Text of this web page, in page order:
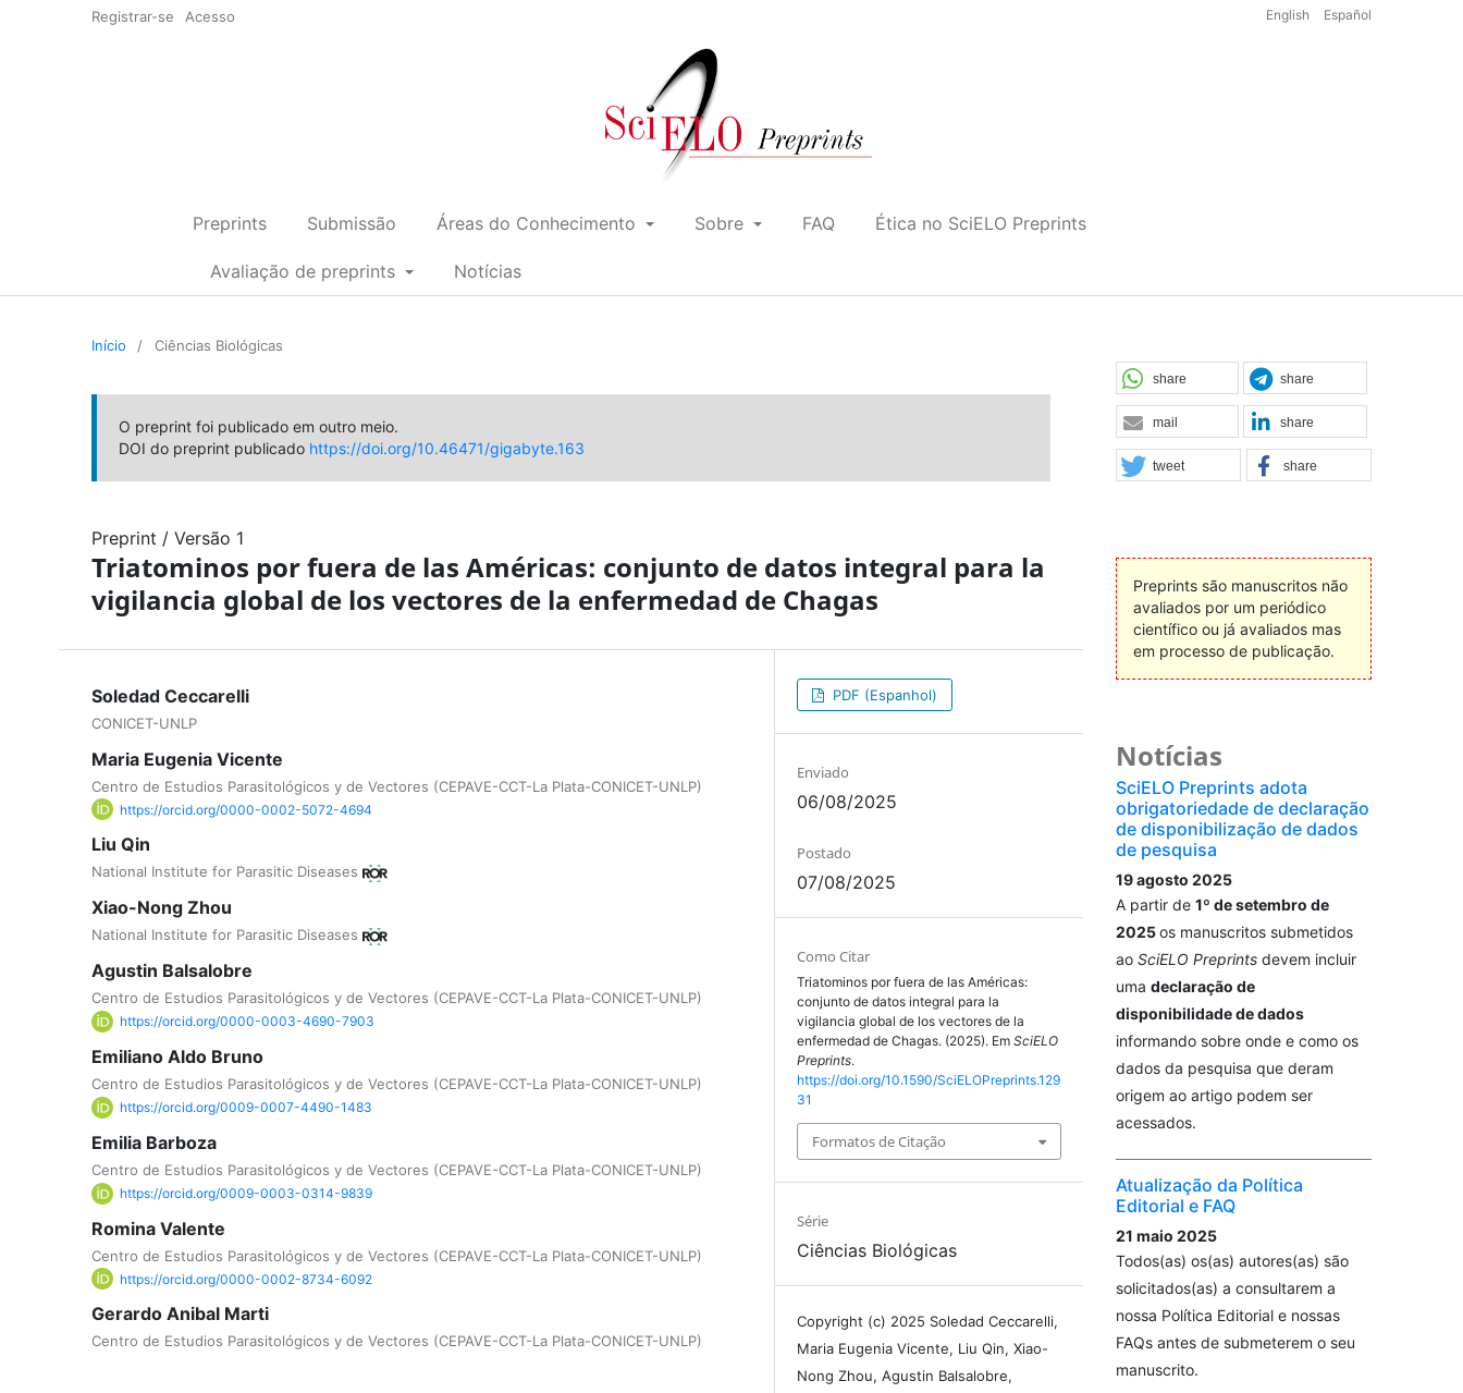
Registrar-se Acesso English Español
Preprints Submissão Áreas do Conhecimento Sobre FAQ Ética no SciELO Preprints
Avaliação de preprints Notícias
Início / Ciências Biológicas
O preprint foi publicado em outro meio.
DOI do preprint publicado https://doi.org/10.46471/gigabyte.163
Preprint / Versão 1
Triatominos por fuera de las Américas: conjunto de datos integral para la
vigilancia global de los vectores de la enfermedad de Chagas
Soledad Ceccarelli
CONICET-UNLP
Maria Eugenia Vicente
Centro de Estudios Parasitológicos y de Vectores (CEPAVE-CCT-La Plata-CONICET-UNLP)
https://orcid.org/0000-0002-5072-4694
Liu Qin
National Institute for Parasitic Diseases
Xiao-Nong Zhou
National Institute for Parasitic Diseases
Agustin Balsalobre
Centro de Estudios Parasitológicos y de Vectores (CEPAVE-CCT-La Plata-CONICET-UNLP)
https://orcid.org/0000-0003-4690-7903
Emiliano Aldo Bruno
Centro de Estudios Parasitológicos y de Vectores (CEPAVE-CCT-La Plata-CONICET-UNLP)
https://orcid.org/0009-0007-4490-1483
Emilia Barboza
Centro de Estudios Parasitológicos y de Vectores (CEPAVE-CCT-La Plata-CONICET-UNLP)
https://orcid.org/0009-0003-0314-9839
Romina Valente
Centro de Estudios Parasitológicos y de Vectores (CEPAVE-CCT-La Plata-CONICET-UNLP)
https://orcid.org/0000-0002-8734-6092
Gerardo Anibal Marti
Centro de Estudios Parasitológicos y de Vectores (CEPAVE-CCT-La Plata-CONICET-UNLP)
PDF (Espanhol)
Enviado
06/08/2025
Postado
07/08/2025
Como Citar
Triatominos por fuera de las Américas:
conjunto de datos integral para la
vigilancia global de los vectores de la
enfermedad de Chagas. (2025). EmSciELO
Preprints.
https://doi.org/10.1590/SciELOPreprints.129
31
Formatos de Citação
Série
Ciências Biológicas
Copyright (c) 2025 Soledad Ceccarelli,
Maria Eugenia Vicente, Liu Qin, Xiao-
Nong Zhou, Agustin Balsalobre,
share share
mail share
tweet share
Preprints são manuscritos não
avaliados por um periódico
científico ou já avaliados mas
em processo de publicação.
Notícias
SciELO Preprints adota
obrigatoriedade de declaração
de disponibilização de dados
de pesquisa
19 agosto 2025
A partir de 1º de setembro de
2025os manuscritos submetidos
ao SciELO Preprintsdevem incluir
uma declaração de
disponibilidade de dados
informando sobre onde e como os
dados da pesquisa que deram
origem ao artigo podem ser
acessados.
Atualização da Política
Editorial e FAQ
21 maio 2025
Todos(as) os(as) autores(as) são
solicitados(as) a consultarem a
nossa Política Editorial e nossas
FAQs antes de submeterem o seu
manuscrito.